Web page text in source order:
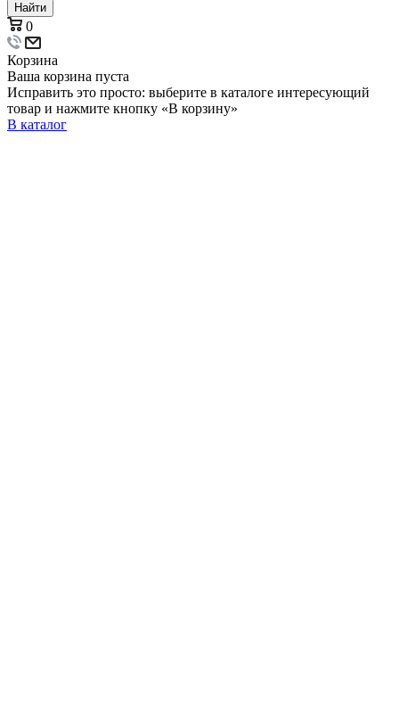
Найти
0
Корзина
Ваша корзина пуста
Исправить это просто: выберите в каталоге интересующий
товар и нажмите кнопку «В корзину»
В каталог